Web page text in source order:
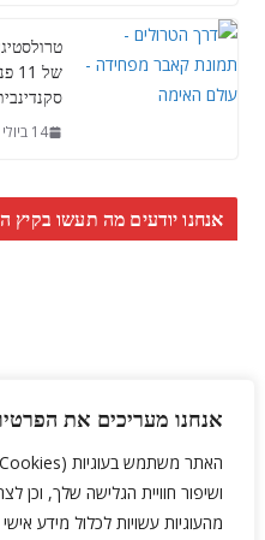
אנחנו מעריכים את
ושיפור חוויית הגלישה שלך, וכן
14 ביולי 2026
אנחנו יודעים מה תעשו בקיץ
סרטי אימה בקולנוע